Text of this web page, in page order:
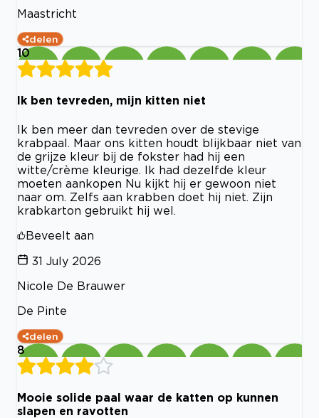
Maastricht
delen
10
Ik ben tevreden, mijn kitten niet
Ik ben meer dan tevreden over de stevige
krabpaal. Maar ons kitten houdt blijkbaar niet van
de grijze kleur bij de fokster had hij een
witte/crème kleurige. Ik had dezelfde kleur
moeten aankopen Nu kijkt hij er gewoon niet
naar om. Zelfs aan krabben doet hij niet. Zijn
krabkarton gebruikt hij wel.
Beveelt aan
31 July 2026
Nicole De Brauwer
De Pinte
delen
8
Mooie solide paal waar de katten op kunnen
slapen en ravotten